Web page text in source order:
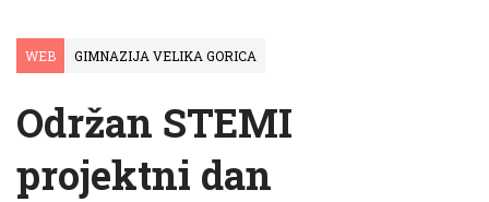
WEB GIMNAZIJA VELIKA GORICA
Održan STEMI
projektni dan